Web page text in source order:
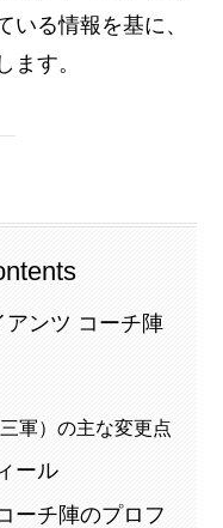
いる情報を基に、
ます。
アンツ コーチ陣
軍）の主な変更点
ール
ーチ陣のプロフ